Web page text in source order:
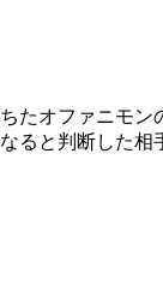
たオファニモ
ると判断した